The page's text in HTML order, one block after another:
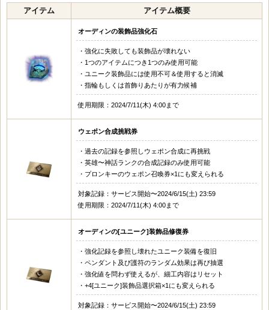
アイテム アイテム概要
オーディンの装飾品強化石
・強化に失敗しても装飾品が壊れない
・1つのアイテムにつき1つのみ使用可能
・ユニーク装飾品には使用不可＆使用すると消滅
・指輪もしくは首飾りあたりが有力候補
使用期限：2024/7/11(木) 4:00まで
ウェポン合成挑戦券
・過去の記録を参照しウェポン合成に再挑戦
・英雄〜神話ランクの合成記録のみ使用可能
・プロンキーのウェポン召喚券×1にも変えられる
対象記録：サービス開始〜2024/6/15(土) 23:59
使用期限：2024/7/11(木) 4:00まで
オーディンの[ユニーク]装飾品修復券
・強化記録を参照し壊れたユニーク装備を復旧
・ペンダント及び護符のランダム効果は再び抽選
・強化値を問わず使えるが、細工内容はリセット
・+4[ユニーク]装飾品選択箱×1にも変えられる
対象記録：サービス開始〜2024/6/15(土) 23:59